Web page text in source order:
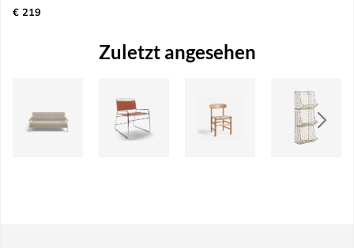
€ 219
Zuletzt angesehen